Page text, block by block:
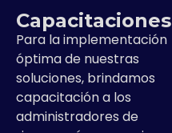
Capacitaciones
Para la implementación
óptima de nuestras
soluciones, brindamos
capacitación a los
administradores de